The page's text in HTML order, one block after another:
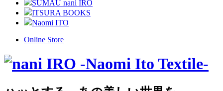
SUMAU nani IRO
ITSURA BOOKS
Naomi ITO
Online Store